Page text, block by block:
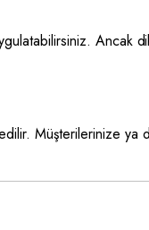
Ancak
Müşterilerinize ya